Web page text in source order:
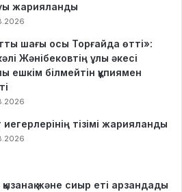
жарияланды
шағы осы Торғайда өтті»:
Жәнібековтің ұлы әкесі
ешкім білмейтін құпиямен
иегерлерінің тізімі жарияланды
және сиыр еті арзандады